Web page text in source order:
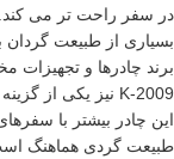
در سفر راحت تر می کند.
برند چادرها و
K-2009 نیز یکی از گزینه های اقتصادی و کاربردی این برند به شمار می رود.
این چادر بیشتر با
طبیعت گردی هماهنگ